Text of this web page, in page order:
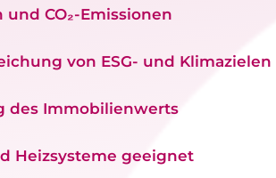
CO₂-Emissionen
von ESG- und Klimazielen
des Immobilienwerts
Heizsysteme geeignet